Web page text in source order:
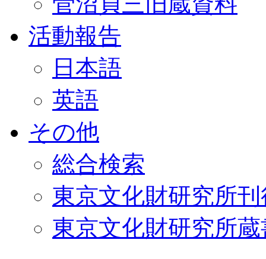
活動報告
日本語
英語
その他
総合検索
東京文化財研究所
東京文化財研究所